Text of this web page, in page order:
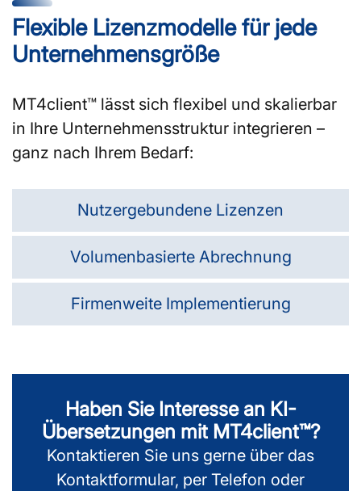
Flexible Lizenzmodelle für jede
Unternehmensgröße
MT4client™ lässt sich flexibel und skalierbar
in Ihre Unternehmensstruktur integrieren –
ganz nach Ihrem Bedarf:
Nutzergebundene Lizenzen
Volumenbasierte Abrechnung
Firmenweite Implementierung
Haben Sie Interesse an KI-
Übersetzungen mit MT4client™?
Kontaktieren Sie uns gerne über das
Kontaktformular, per Telefon oder